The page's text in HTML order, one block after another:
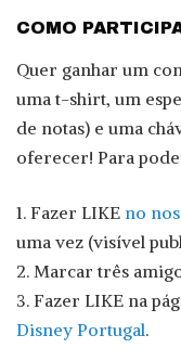
COMO
Quer ganhar um
uma t-shirt, um
de notas) e uma
oferecer! Para
1. Fazer LIKE no
uma vez (visível
2. Marcar três
3. Fazer LIKE na
Disney Portugal.